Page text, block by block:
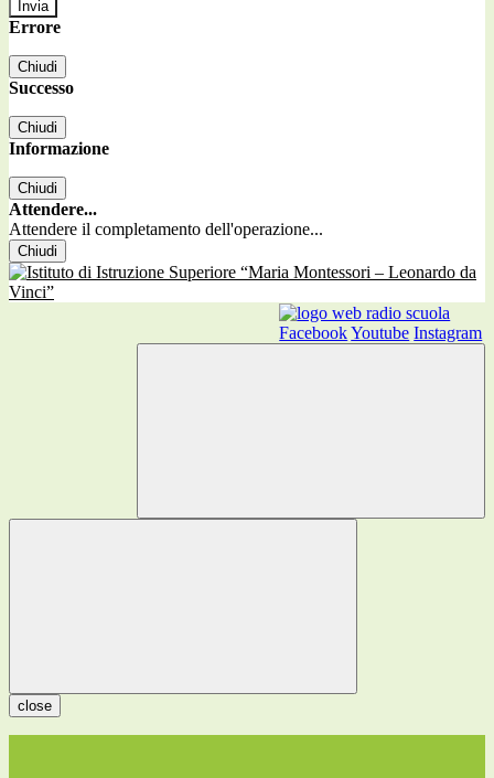
Errore
Chiudi
Successo
Chiudi
Informazione
Chiudi
Attendere...
Attendere il completamento dell'operazione...
Chiudi
FacebookYoutube Instagram
close